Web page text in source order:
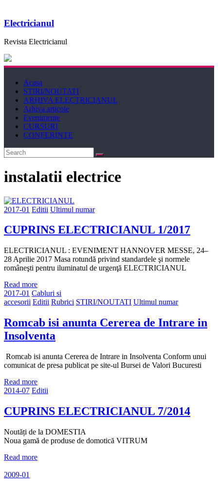
Electricianul
Revista Electricianul
Acasa
STIRI/NOUTATI
ARHIVA ELECTRICIANUL
Arhiva articole
Evenimente
CURSURI
CONFERINTE
instalatii electrice
2017-01 Editii Ultimul numar
CUPRINS ELECTRICIANUL 1/2017
ELECTRICIANUL : EVENIMENT HANNOVER MESSE, 24–
28 Aprilie 2017 Masa rotundă privind standardele şi normele
româneşti pentru iluminatul de urgenţă ELECTRICIANUL
Read more
2017-01 Cabluri si
accesorii Editii Rubrici STIRI/NOUTATI Ultimul numar
Romcab isi anunta Cererea de Intrare in
Insolventa
Romcab isi anunta Cererea de Intrare in Insolventa Conform unui
comunicat de presa publicat pe site-ul Bursei de Valori Bucuresti
Read more
2014-07 Editii
CUPRINS ELECTRICIANUL 7/2014
Noutăți de la DOMESTIA
Noua gamă de produse de domotică VITRUM
Read more
2009-01